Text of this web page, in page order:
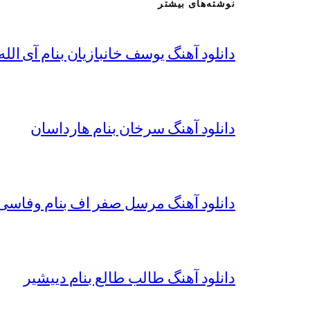
نوشته‌های بیشتر
دانلود آهنگ یوسف خانبازیان بنام آی
دانلود آهنگ سرخان بنام هارداسان
دانلود آهنگ مرسل صفر اف بنام
دانلود آهنگ طالب طالع بنام دییشیر